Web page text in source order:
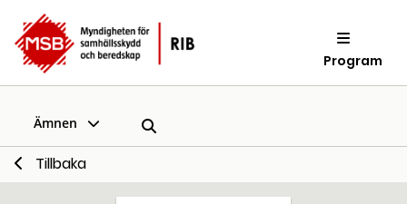
Program
Ämnen
Tillbaka